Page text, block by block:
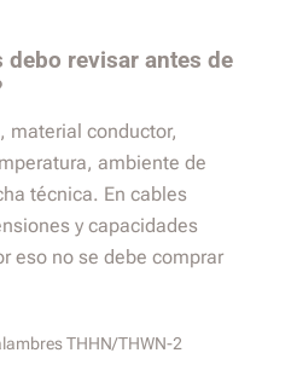
debo revisar antes de
material conductor,
ambiente de
técnica. En cables
y capacidades
eso no se debe comprar
THHN/THWN-2